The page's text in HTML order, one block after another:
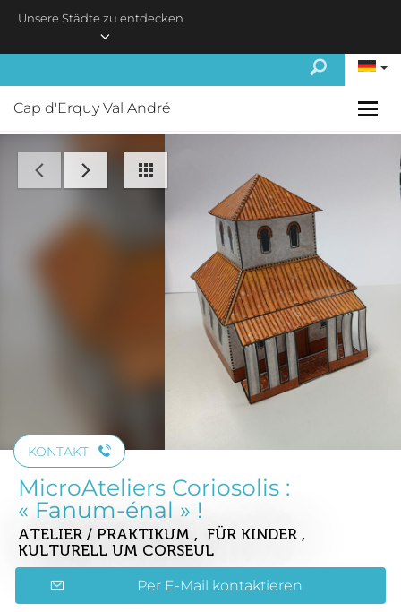
Unsere Städte zu entdecken
Cap d'Erquy Val André
KONTAKT
MicroAteliers Coriosolis :
« Fanum-énal » !
ATELIER / PRAKTIKUM , FÜR KINDER ,
KULTURELL UM CORSEUL
Per E-Mail kontaktieren